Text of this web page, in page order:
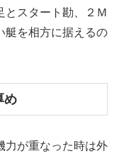
とスタート勘、２Ｍ
艇を相方に据えるの
め
力が重なった時は外